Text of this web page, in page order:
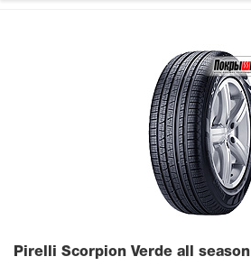
Pirelli Scorpion Verde all season